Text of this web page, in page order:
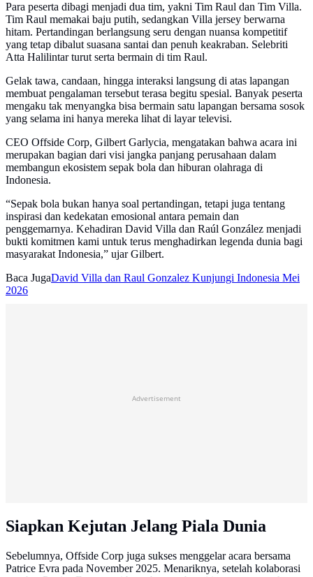
Para peserta dibagi menjadi dua tim, yakni Tim Raul dan Tim Villa.
Tim Raul memakai baju putih, sedangkan Villa jersey berwarna
hitam. Pertandingan berlangsung seru dengan nuansa kompetitif
yang tetap dibalut suasana santai dan penuh keakraban. Selebriti
Atta Halilintar turut serta bermain di tim Raul.
Gelak tawa, candaan, hingga interaksi langsung di atas lapangan
membuat pengalaman tersebut terasa begitu spesial. Banyak peserta
mengaku tak menyangka bisa bermain satu lapangan bersama sosok
yang selama ini hanya mereka lihat di layar televisi.
CEO Offside Corp, Gilbert Garlycia, mengatakan bahwa acara ini
merupakan bagian dari visi jangka panjang perusahaan dalam
membangun ekosistem sepak bola dan hiburan olahraga di
Indonesia.
“Sepak bola bukan hanya soal pertandingan, tetapi juga tentang
inspirasi dan kedekatan emosional antara pemain dan
penggemarnya. Kehadiran David Villa dan Raúl González menjadi
bukti komitmen kami untuk terus menghadirkan legenda dunia bagi
masyarakat Indonesia,” ujar Gilbert.
Baca JugaDavid Villa dan Raul Gonzalez Kunjungi Indonesia Mei
2026
Advertisement
Siapkan Kejutan Jelang Piala Dunia
Sebelumnya, Offside Corp juga sukses menggelar acara bersama
Patrice Evra pada November 2025. Menariknya, setelah kolaborasi